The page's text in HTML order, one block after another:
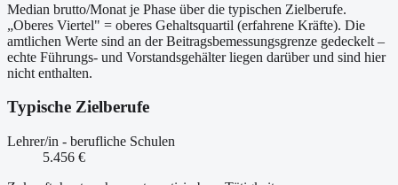
Median brutto/Monat je Phase über die typischen Zielberufe.
„Oberes Viertel" = oberes Gehaltsquartil (erfahrene Kräfte). Die
amtlichen Werte sind an der Beitragsbemessungsgrenze gedeckelt –
echte Führungs- und Vorstandsgehälter liegen darüber und sind hier
nicht enthalten.
Typische Zielberufe
Lehrer/in - berufliche Schulen
5.456 €